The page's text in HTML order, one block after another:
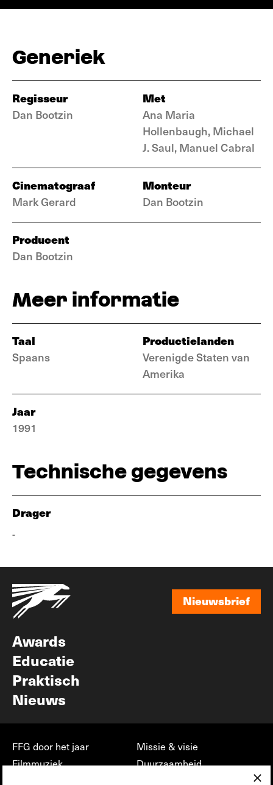
Generiek
Regisseur
Dan Bootzin
Met
Ana Maria
Hollenbaugh, Michael
J. Saul, Manuel Cabral
Cinematograaf
Mark Gerard
Monteur
Dan Bootzin
Producent
Dan Bootzin
Meer informatie
Taal
Spaans
Productielanden
Verenigde Staten van
Amerika
Jaar
1991
Technische gegevens
Drager
-
Nieuwsbrief
Awards
Educatie
Praktisch
Nieuws
FFG door het jaar
Filmmuziek
Missie & visie
Duurzaamheid
×